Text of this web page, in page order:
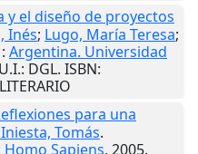
y el diseño de proyectos
Inés; Lugo, María Teresa;
: Argentina. Universidad
U.I.: DGL. ISBN:
para una
Tomás.
Homo Sapiens, 2005.